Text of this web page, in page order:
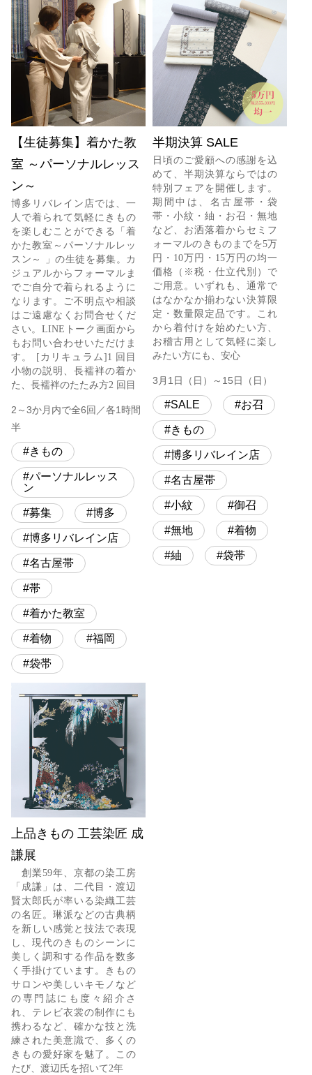
【生徒募集】着かた教
室 ～パーソナルレッス
ン～
博多リバレイン店では、一
人で着られて気軽にきもの
を楽しむことができる「着
かた教室～パーソナルレッ
スン～ 」の生徒を募集。カ
ジュアルからフォーマルま
でご自分で着られるように
なります。ご不明点や相談
はご遠慮なくお問合せくだ
さい。LINEトーク画面から
もお問い合わせいただけま
す。 [カリキュラム]1 回目
小物の説明、長襦袢の着か
た、長襦袢のたたみ方2 回目
2～3か月内で全6回／各1時間
半
きもの
パーソナルレッス
ン
募集 博多
博多リバレイン店
名古屋帯
帯
着かた教室
着物 福岡
袋帯
半期決算 SALE
日頃のご愛顧への感謝を込
めて、半期決算ならではの
特別フェアを開催します。
期間中は、名古屋帯・袋
帯・小紋・紬・お召・無地
など、お洒落着からセミフ
ォーマルのきものまでを5万
円・10万円・15万円の均一
価格（※税・仕立代別）で
ご用意。いずれも、通常で
はなかなか揃わない決算限
定・数量限定品です。これ
から着付けを始めたい方、
お稽古用として気軽に楽し
みたい方にも、安心
3月1日（日）～15日（日）
SALE お召
きもの
博多リバレイン店
名古屋帯
小紋 御召
無地 着物
紬 袋帯
上品きもの 工芸染匠 成
謙展
創業59年、京都の染工房
「成謙」は、二代目・渡辺
賢太郎氏が率いる染織工芸
の名匠。琳派などの古典柄
を新しい感覚と技法で表現
し、現代のきものシーンに
美しく調和する作品を数多
く手掛けています。きもの
サロンや美しいキモノなど
の専門誌にも度々紹介さ
れ、テレビ衣裳の制作にも
携わるなど、確かな技と洗
練された美意識で、多くの
きもの愛好家を魅了。この
たび、渡辺氏を招いて2年